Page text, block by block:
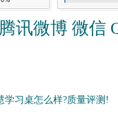
腾讯微博 微信
学习桌怎么样?质量评测!